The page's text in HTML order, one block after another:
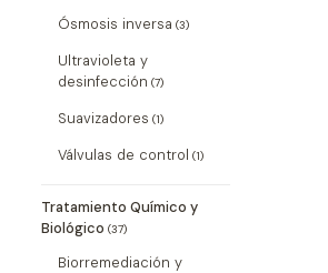
Ósmosis inversa (3)
Ultravioleta y
desinfección (7)
Suavizadores (1)
Válvulas de control (1)
Tratamiento Químico y
Biológico (37)
Biorremediación y